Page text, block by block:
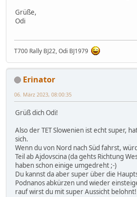
Grüße,
Odi
T700 Rally BJ22, Odi BJ1979
Erinator
06. März 2023, 08:00:35
Grüß dich Odi!
Also der TET Slowenien ist echt super,
sich.
Wenn du von Nord nach Süd fahrst,
Teil ab Ajdovscina (da gehts Richtung
haben schon einige umgedreht ;-)
Du kannst da aber super über die
Podnanos abkürzen und wieder
rauf wirst du mit super Aussicht belohnt!